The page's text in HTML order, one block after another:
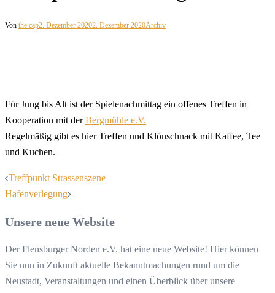
Von the cap2. Dezember 20202. Dezember 2020Archiv
Für Jung bis Alt ist der Spielenachmittag ein offenes Treffen in
Kooperation mit derBergmühle e.V.
Regelmäßig gibt es hier Treffen und Klönschnack mit Kaffee, Tee
und Kuchen.
Beitragsnavigation
Treffpunkt Strassenszene
Hafenverlegung
Unsere neue Website
Der Flensburger Norden e.V. hat eine neue Website! Hier können
Sie nun in Zukunft aktuelle Bekanntmachungen rund um die
Neustadt, Veranstaltungen und einen Überblick über unsere